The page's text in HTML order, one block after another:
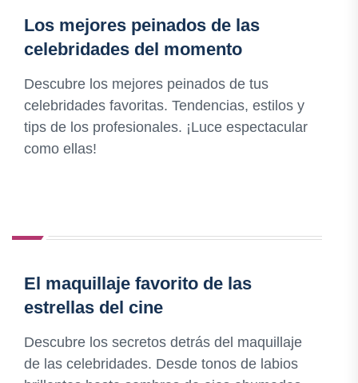
Los mejores peinados de las
celebridades del momento
Descubre los mejores peinados de tus
celebridades favoritas. Tendencias, estilos y
tips de los profesionales. ¡Luce espectacular
como ellas!
El maquillaje favorito de las
estrellas del cine
Descubre los secretos detrás del maquillaje
de las celebridades. Desde tonos de labios